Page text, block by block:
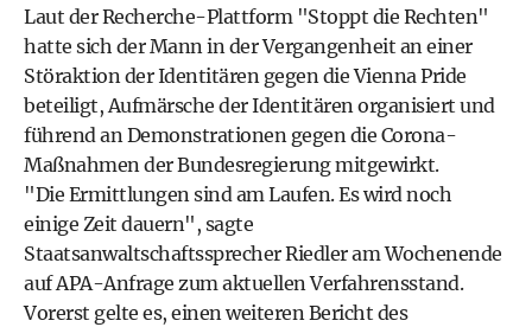
Laut der Recherche-Plattform "Stoppt die Rechten"
hatte sich der Mann in der Vergangenheit an einer
Störaktion der Identitären gegen die Vienna Pride
beteiligt, Aufmärsche der Identitären organisiert und
führend an Demonstrationen gegen die Corona-
Maßnahmen der Bundesregierung mitgewirkt.
"Die Ermittlungen sind am Laufen. Es wird noch
einige Zeit dauern", sagte
Staatsanwaltschaftssprecher Riedler am Wochenende
auf APA-Anfrage zum aktuellen Verfahrensstand.
Vorerst gelte es, einen weiteren Bericht des